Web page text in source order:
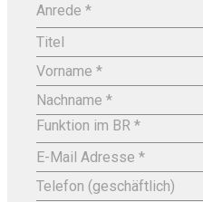
Anrede *
Titel
Vorname *
Nachname *
Funktion im BR *
E-Mail Adresse *
Telefon (geschäftlich)